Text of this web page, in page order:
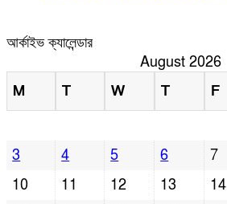
আর্কাইভ ক্যালেন্ডার
August 2026
M
T W T F
3
4 5 6 7
10
11 12 13 14